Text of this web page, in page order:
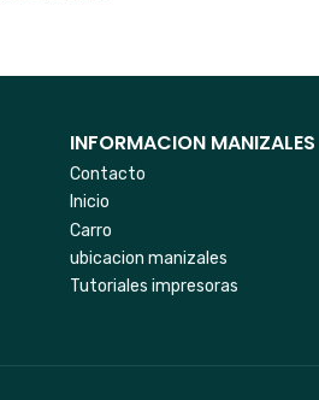
INFORMACION MANIZALES
Contacto
Inicio
Carro
ubicacion manizales
Tutoriales impresoras